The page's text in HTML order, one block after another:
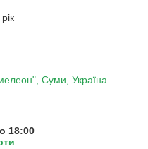
Суми, Україна
18:00